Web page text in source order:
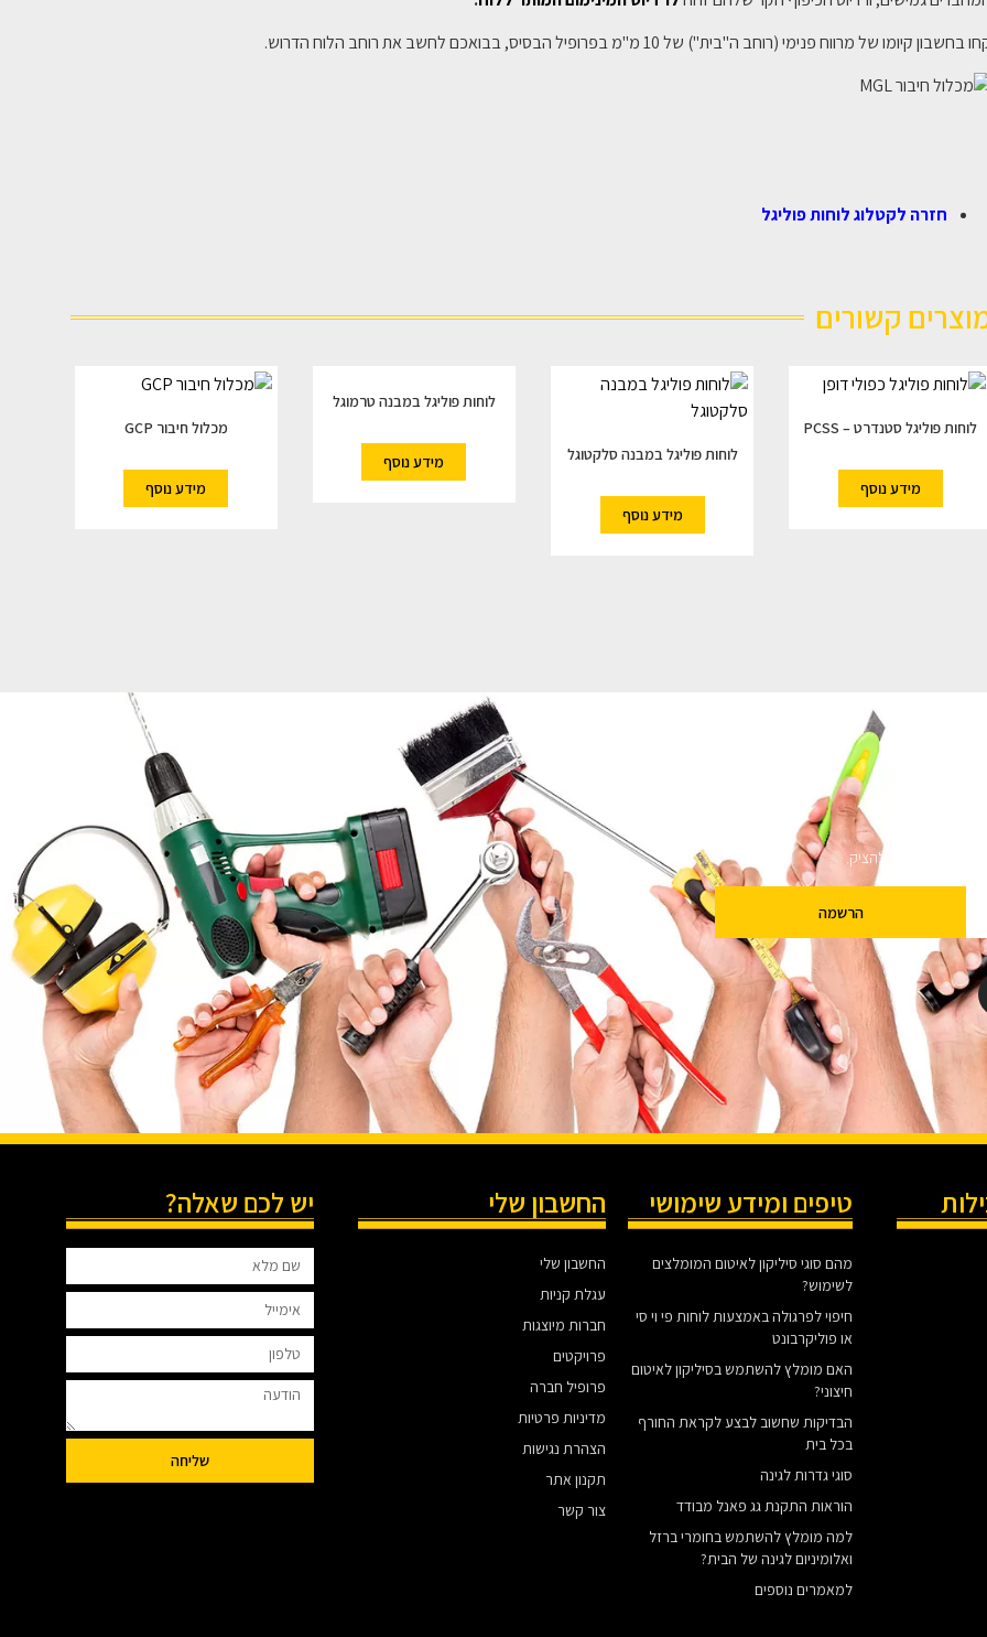
בחשבון קיומו של מרווח פנימי (רוחב ה"בית") של 10 מ"מ בפרופיל הבסיס, בבואכם לחשב את רוחב הלוח הדרוש.
חזרה לקטלוג לוחות פוליגל
קשורים
לוחות פוליגל סטנדרט – PCSS
מידע נוסף
לוחות פוליגל במבנה סלקטוגל
מידע נוסף
לוחות פוליגל במבנה טרמוגל
מידע נוסף
מכלול חיבור GCP
מידע נוסף
מבטיחים לא להציק.
הרשמה
טיפים ומידע שימושי
מהם סוגי סיליקון לאיטום המומלצים
לשימוש?
חיפוי לפרגולה באמצעות לוחות פי וי סי
או פוליקרבונט
האם מומלץ להשתמש בסיליקון לאיטום
חיצוני?
הבדיקות שחשוב לבצע לקראת החורף
בכל בית
סוגי גדרות לגינה
הוראות התקנת גג פאנל מבודד
למה מומלץ להשתמש בחומרי ברזל
ואלומיניום לגינה של הבית?
למאמרים נוספים
החשבון שלי
החשבון שלי
עגלת קניות
חברות מיוצגות
פרויקטים
פרופיל חברה
מדיניות פרטיות
הצהרת נגישות
תקנון אתר
צור קשר
יש לכם שאלה?
שליחה